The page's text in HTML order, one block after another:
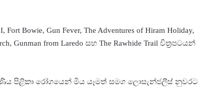
Bowie, Gun Fever, The Adventures of Hiram Holiday,
Gunman from Laredo සහ The Rawhide Trail චිත්‍රපටයන්
පිළිකා රෝගයෙන් මිය යෑමත් සමග ලොසැන්ජලීස් නුවරට